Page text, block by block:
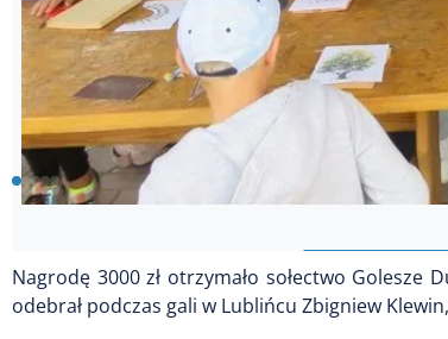
Nagrodę 3000 zł otrzymało sołectwo Golesze
odebrał podczas gali w Lublińcu Zbigniew